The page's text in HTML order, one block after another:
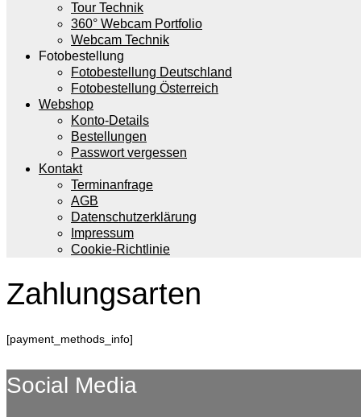
Tour Technik
360° Webcam Portfolio
Webcam Technik
Fotobestellung
Fotobestellung Deutschland
Fotobestellung Österreich
Webshop
Konto-Details
Bestellungen
Passwort vergessen
Kontakt
Terminanfrage
AGB
Datenschutzerklärung
Impressum
Cookie-Richtlinie
Zahlungsarten
[payment_methods_info]
Social Media